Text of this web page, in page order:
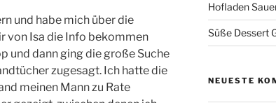
und habe mich über die
von Isa die Info bekommen
und dann ging die große Suche
zugesagt. Ich hatte die
meinen Mann zu Rate
Hofladen
Süße Dessert
NEUESTE